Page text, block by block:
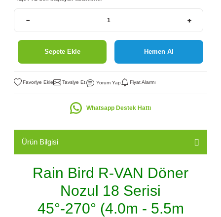
Sepete Ekle Hemen Al
Tavsiye Et Yorum Yap Fiyat Alarmı
Whatsapp Destek Hattı
Ürün Bilgisi
Rain Bird R-VAN Döner
Nozul 18 Serisi
45°-270° (4.0m - 5.5m